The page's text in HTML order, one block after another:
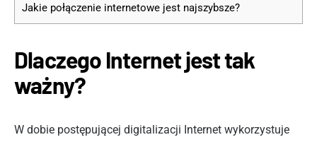
Jakie połączenie internetowe jest najszybsze?
Dlaczego Internet jest tak
ważny?
W dobie postępującej digitalizacji Internet wykorzystuje